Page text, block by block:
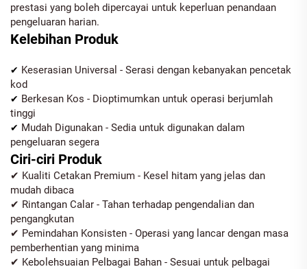
prestasi yang boleh dipercayai untuk keperluan penandaan
pengeluaran harian.
Kelebihan Produk
✔ Keserasian Universal - Serasi dengan kebanyakan pencetak
kod
✔ Berkesan Kos - Dioptimumkan untuk operasi berjumlah
tinggi
✔ Mudah Digunakan - Sedia untuk digunakan dalam
pengeluaran segera
Ciri-ciri Produk
✔ Kualiti Cetakan Premium - Kesel hitam yang jelas dan
mudah dibaca
✔ Rintangan Calar - Tahan terhadap pengendalian dan
pengangkutan
✔ Pemindahan Konsisten - Operasi yang lancar dengan masa
pemberhentian yang minima
✔ Kebolehsuaian Pelbagai Bahan - Sesuai untuk pelbagai